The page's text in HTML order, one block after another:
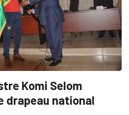
Komi Selom
drapeau national